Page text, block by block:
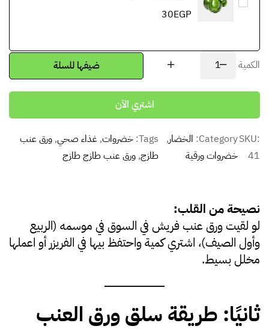
30EGP
الكمية ضيفها للسلة
اشتري الآن
SKU:
41
Category: الخضار,
خضروات ورقية
Tags: خضروات, غذاء صحي, ورق عنب
طازج, ورق عنب طازج طازج
نصيحة من القلب:
لو لقيت ورق عنب فريش في السوق في موسمه (الربيع
وأول الصيف)، اشتري كمية واحتفظ بيها في الفريزر أو اعملها
مخلل بسيط.
ثانيًا: طريقة سلق ورق العنب